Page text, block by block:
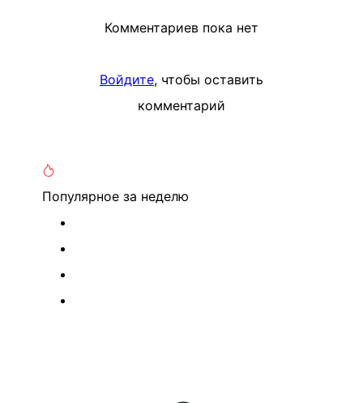
Комментариев пока нет
Войдите, чтобы оставить
комментарий
Популярное за неделю